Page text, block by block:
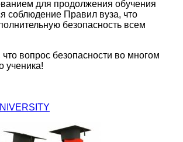
для продолжения обучения
соблюдение Правил вуза, что
безопасность всем
вопрос безопасности во многом
ученика!